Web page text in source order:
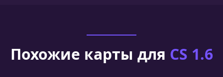
Похожие карты для CS 1.6